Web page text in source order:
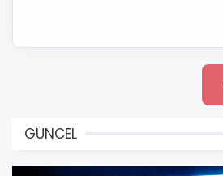
GÜNCEL